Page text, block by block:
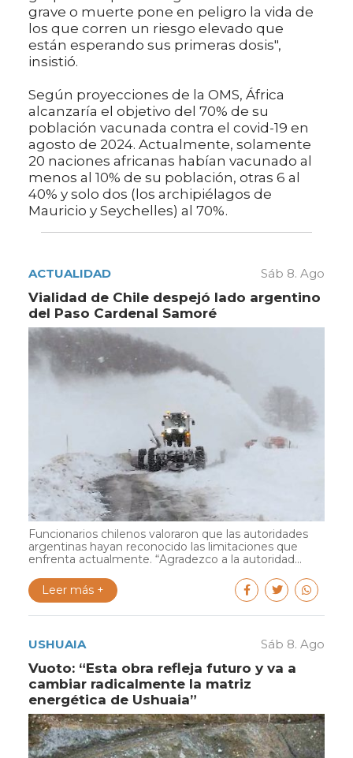
grave o muerte pone en peligro la vida de
los que corren un riesgo elevado que
están esperando sus primeras dosis",
insistió.
Según proyecciones de la OMS, África
alcanzaría el objetivo del 70% de su
población vacunada contra el covid-19 en
agosto de 2024. Actualmente, solamente
20 naciones africanas habían vacunado al
menos al 10% de su población, otras 6 al
40% y solo dos (los archipiélagos de
Mauricio y Seychelles) al 70%.
ACTUALIDAD Sáb 8. Ago
Vialidad de Chile despejó lado argentino
del Paso Cardenal Samoré
Funcionarios chilenos valoraron que las autoridades
argentinas hayan reconocido las limitaciones que
enfrenta actualmente. “Agradezco a la autoridad...
Leer más +
USHUAIA Sáb 8. Ago
Vuoto: “Esta obra refleja futuro y va a
cambiar radicalmente la matriz
energética de Ushuaia”